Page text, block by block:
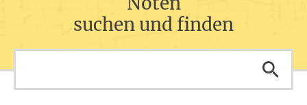
suchen und finden